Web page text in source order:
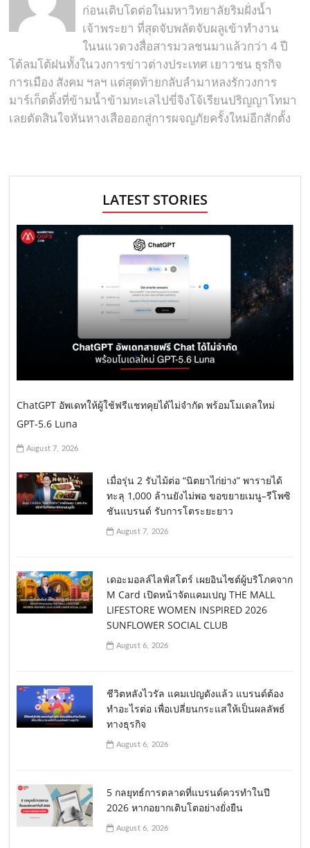
ก่อนเติบโตต่อในมหาวิทยาลัยริมฝั่งน้ำ
เจ้าพระยา ที่สุดจับพลัดจับผลูเข้าทำงาน
ในนแวดวงสื่อสารมวลชนมาแล้วกว่า 4 ปี
โต้ลมโต้ฝนทั้งในวงการข่าวต่างประเทศ เยาวชน ธุรกิจ
การเมือง สังคม ฯลฯ แต่สุดท้ายกลับลำมาหลงรักวงการ
มาร์เก็ตติ้งที่ข้ามน้ำข้ามทะเลไปขี่จิงโจ้เรียนปริญญาโทมา
เลยตัดสินใจหันหางเสือออกสู่การผจญภัยครั้งใหม่อีกสักตั้ง
LATEST STORIES
ChatGPT อัพเดทให้ผู้ใช้ฟรีแชทคุยได้ไม่จำกัด พร้อมโมเดลใหม่
GPT-5.6 Luna
August 7, 2026
เมื่อรุ่น 2 รับไม้ต่อ “นิตยาไก่ย่าง” พารายได้
ทะลุ 1,000 ล้านยังไม่พอ ขอขยายเมนู–รีโพซิ
ชันแบรนด์ รับการโตระยะยาว
August 7, 2026
เดอะมอลล์ไลฟ์สโตร์ เผยอินไซต์ผู้บริโภคจาก
M Card เปิดหน้าจัดแคมเปญ THE MALL
LIFESTORE WOMEN INSPIRED 2026
SUNFLOWER SOCIAL CLUB
August 6, 2026
ชีวิตหลังไวรัล แคมเปญดังแล้ว แบรนด์ต้อง
ทำอะไรต่อ เพื่อเปลี่ยนกระแสให้เป็นผลลัพธ์
ทางธุรกิจ
August 6, 2026
5 กลยุทธ์การตลาดที่แบรนด์ควรทำในปี
2026 หากอยากเติบโตอย่างยั่งยืน
August 6, 2026